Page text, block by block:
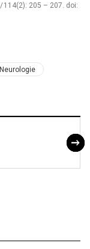
114(2): 205 –⁠ 207. doi:
Neurologie